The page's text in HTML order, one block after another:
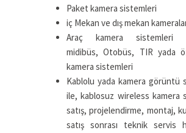
Paket kamera sistemleri
iç Mekan ve dış mekan
Araç kamera sistemleri
midibüs, Otobüs, TIR yada
kamera sistemleri
Kablolu yada kamera görüntü
ile, kablosuz wireless kamera
satış, projelendirme, montaj,
satış sonrası teknik servis